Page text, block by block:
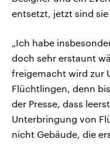
entsetzt, jetzt sind
„Ich habe
doch sehr erstaunt
freigemacht wird zur
Flüchtlingen, denn
der Presse, dass
Unterbringung von
nicht Gebäude, die